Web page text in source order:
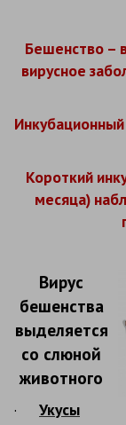
Бешенство –
вирусное
Короткий
месяца)
Вирус
бешенства
выделяется
со слюной
животного
· Укусы